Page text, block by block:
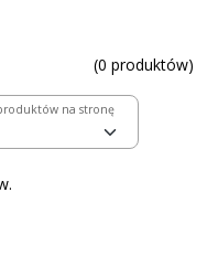
(0 produktów)
na stronę